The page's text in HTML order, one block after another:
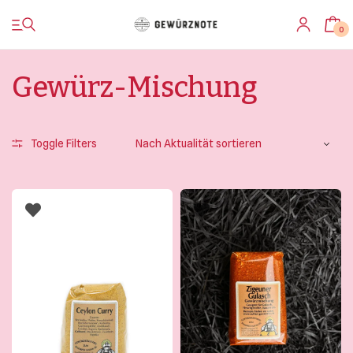
0
Gewürz-Mischung
Toggle Filters
Startseite
Shop
Impressionen
Über uns